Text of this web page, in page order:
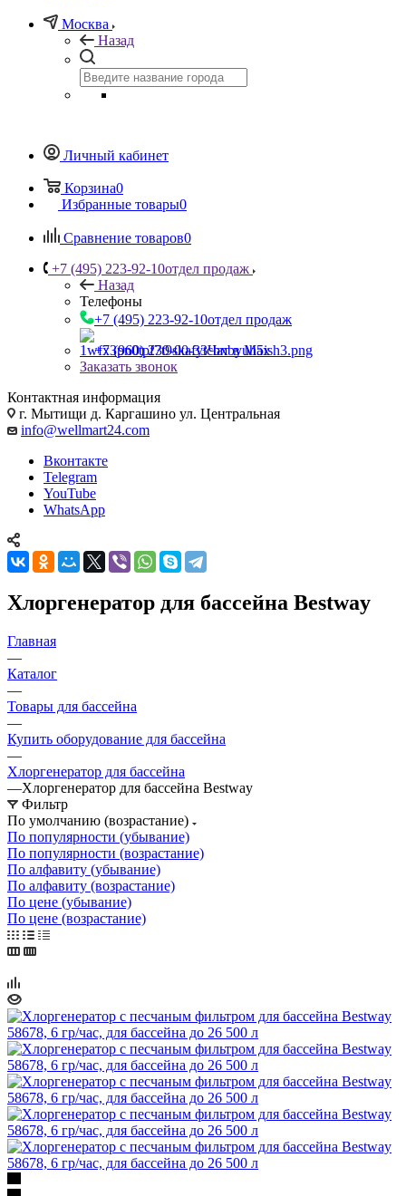
Москва
Назад
Личный кабинет
Корзина0
Избранные товары0
Сравнение товаров0
+7 (495) 223-92-10отдел продаж
Назад
Телефоны
+7 (495) 223-92-10отдел продаж
+7 (960) 230-00-33Чат в Max
Заказать звонок
Контактная информация
г. Мытищи д. Каргашино ул. Центральная
info@wellmart24.com
Вконтакте
Telegram
YouTube
WhatsApp
Хлоргенератор для бассейна Bestway
Главная
—
Каталог
—
Товары для бассейна
—
Купить оборудование для бассейна
—
Хлоргенератор для бассейна
—Хлоргенератор для бассейна Bestway
Фильтр
По умолчанию (возрастание)
По популярности (убывание)
По популярности (возрастание)
По алфавиту (убывание)
По алфавиту (возрастание)
По цене (убывание)
По цене (возрастание)